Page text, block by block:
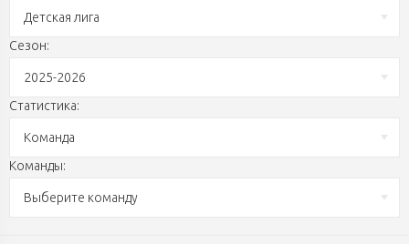
Детская лига
Сезон:
2025-2026
Статистика:
Команда
Команды:
Выберите команду